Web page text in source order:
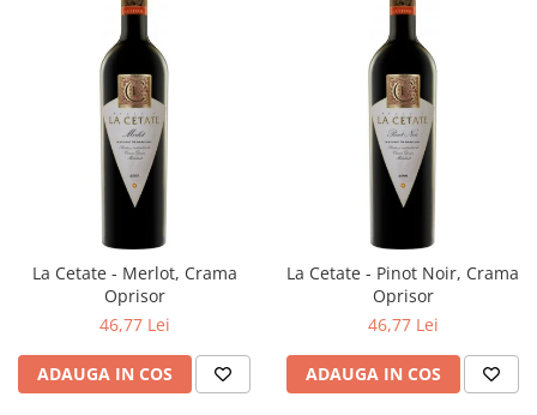
La Cetate - Merlot, Crama
Oprisor
46,77 Lei
ADAUGA IN COS
La Cetate - Pinot Noir, Crama
Oprisor
46,77 Lei
ADAUGA IN COS